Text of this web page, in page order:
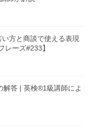
い方と商談で使える表現
レーズ#233】
解答 | 英検®1級講師によ